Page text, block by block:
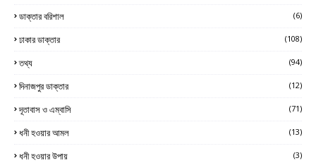
ডাক্তার বরিশাল (6)
ঢাকার ডাক্তার (108)
তথ্য (94)
দিনাজপুর ডাক্তার (12)
দূতাবাস ও এম্বাসি (71)
ধনী হওয়ার আমল (13)
ধনী হওয়ার উপায় (3)